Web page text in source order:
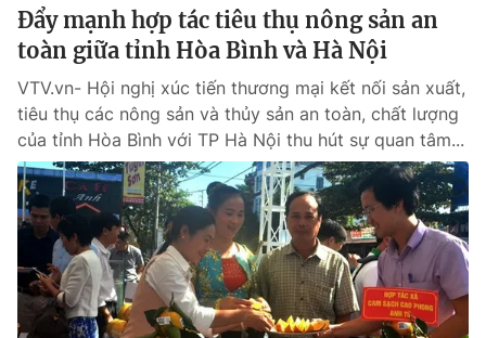
Đẩy mạnh hợp tác tiêu thụ nông sản an
toàn giữa tỉnh Hòa Bình và Hà Nội
VTV.vn- Hội nghị xúc tiến thương mại kết nối sản xuất,
tiêu thụ các nông sản và thủy sản an toàn, chất lượng
của tỉnh Hòa Bình với TP Hà Nội thu hút sự quan tâm...